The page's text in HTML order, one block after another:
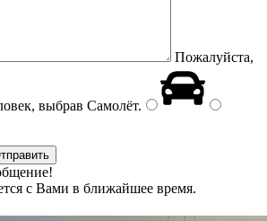
Пожалуйста,
выбрав Самолёт.
с Вами в ближайшее время.